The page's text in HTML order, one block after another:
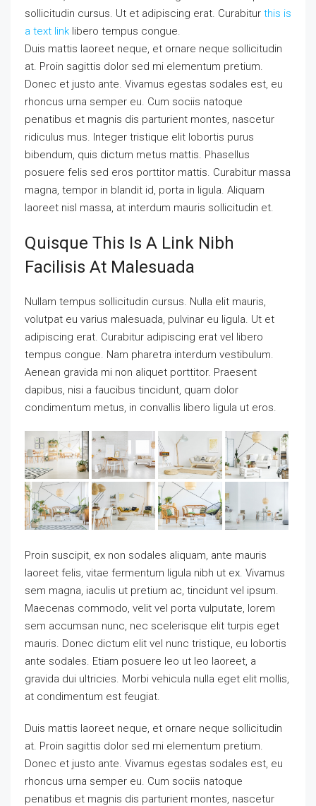
sollicitudin cursus. Ut et adipiscing erat. Curabitur this is
a text link libero tempus congue.
Duis mattis laoreet neque, et ornare neque sollicitudin
at. Proin sagittis dolor sed mi elementum pretium.
Donec et justo ante. Vivamus egestas sodales est, eu
rhoncus urna semper eu. Cum sociis natoque
penatibus et magnis dis parturient montes, nascetur
ridiculus mus. Integer tristique elit lobortis purus
bibendum, quis dictum metus mattis. Phasellus
posuere felis sed eros porttitor mattis. Curabitur massa
magna, tempor in blandit id, porta in ligula. Aliquam
laoreet nisl massa, at interdum mauris sollicitudin et.
Quisque This Is A Link Nibh
Facilisis At Malesuada
Nullam tempus sollicitudin cursus. Nulla elit mauris,
volutpat eu varius malesuada, pulvinar eu ligula. Ut et
adipiscing erat. Curabitur adipiscing erat vel libero
tempus congue. Nam pharetra interdum vestibulum.
Aenean gravida mi non aliquet porttitor. Praesent
dapibus, nisi a faucibus tincidunt, quam dolor
condimentum metus, in convallis libero ligula ut eros.
Proin suscipit, ex non sodales aliquam, ante mauris
laoreet felis, vitae fermentum ligula nibh ut ex. Vivamus
sem magna, iaculis ut pretium ac, tincidunt vel ipsum.
Maecenas commodo, velit vel porta vulputate, lorem
sem accumsan nunc, nec scelerisque elit turpis eget
mauris. Donec dictum elit vel nunc tristique, eu lobortis
ante sodales. Etiam posuere leo ut leo laoreet, a
gravida dui ultricies. Morbi vehicula nulla eget elit mollis,
at condimentum est feugiat.
Duis mattis laoreet neque, et ornare neque sollicitudin
at. Proin sagittis dolor sed mi elementum pretium.
Donec et justo ante. Vivamus egestas sodales est, eu
rhoncus urna semper eu. Cum sociis natoque
penatibus et magnis dis parturient montes, nascetur